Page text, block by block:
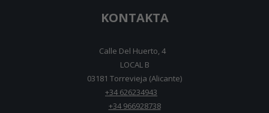
KONTAKTA
Calle Del Huerto, 4
LOCAL B
03181 Torrevieja (Alicante)
+34 626234943
+34 966928738